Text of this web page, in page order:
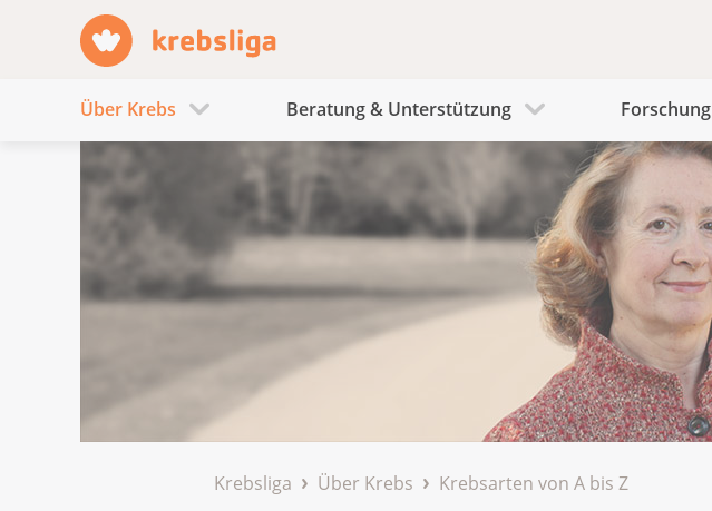
Über Krebs Beratung & Unterstützung Forschung
Krebsliga Über Krebs Krebsarten von A bis Z